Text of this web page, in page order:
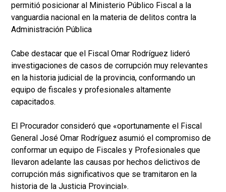
permitió posicionar al Ministerio Público Fiscal a la
vanguardia nacional en la materia de delitos contra la
Administración Pública
Cabe destacar que el Fiscal Omar Rodríguez lideró
investigaciones de casos de corrupción muy relevantes
en la historia judicial de la provincia, conformando un
equipo de fiscales y profesionales altamente
capacitados.
El Procurador consideró que «oportunamente el Fiscal
General José Omar Rodríguez asumió el compromiso de
conformar un equipo de Fiscales y Profesionales que
llevaron adelante las causas por hechos delictivos de
corrupción más significativos que se tramitaron en la
historia de la Justicia Provincial».